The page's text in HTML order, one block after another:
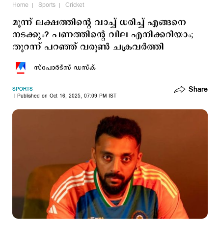
Home Sports Cricket
മൂന്ന് ലക്ഷത്തിന്‍റെ വാച്ച് ധരിച്ച് എങ്ങനെ
നടക്കും? പണത്തിന്‍റെ വില എനിക്കറിയാം;
തുറന്ന് പറഞ്ഞ് വരുണ്‍ ചക്രവര്‍ത്തി
സ്പോര്‍ട്സ് ഡസ്ക്
SPORTS
Published on Oct 16, 2025, 07:09 PM IST
Share